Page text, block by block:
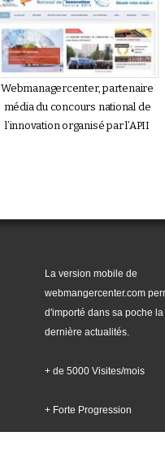
Webmanagercenter, partenaire
média du concours national de
l’innovation organisé par l’APII
La version mobile de
webmangercenter.com
d'importé dans sa poche la
dernière actualités.
+ de 5000 Visites/mois
+ Forte Progression